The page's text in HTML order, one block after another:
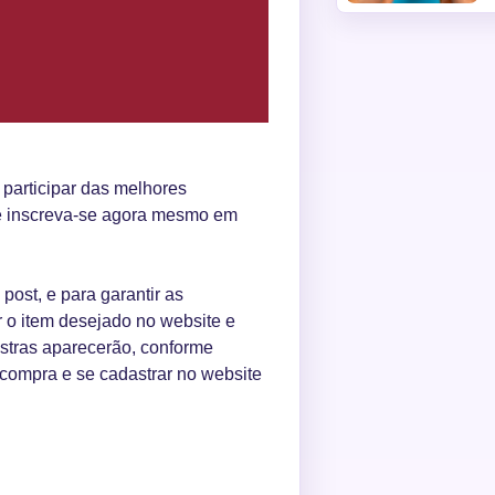
das melhores
se agora mesmo em
e para garantir as
item desejado no website e
aparecerão, conforme
e se cadastrar no website